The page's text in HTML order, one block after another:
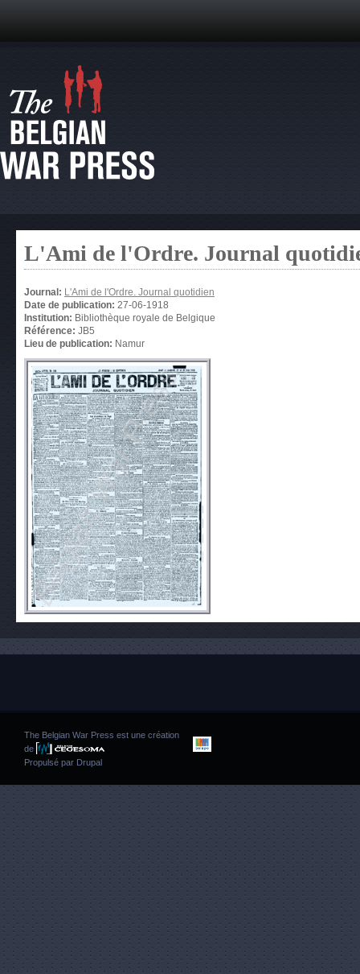
L'Ami de l'Ordre. Journal
Journal: L'Ami de l'Ordre. Journal quotidien
Date de publication: 27-06-1918
Institution: Bibliothèque royale de Belgique
Référence: JB5
Lieu de publication: Namur
The Belgian War Press est une création
de
Propulsé par Drupal